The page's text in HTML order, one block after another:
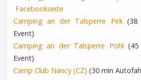
Facebookseite
Camping an der Talsperre Pirk(38
Event)
Camping an der Talsperre Pöhl
Event)
Camp Club Nancy (CZ) (30 min